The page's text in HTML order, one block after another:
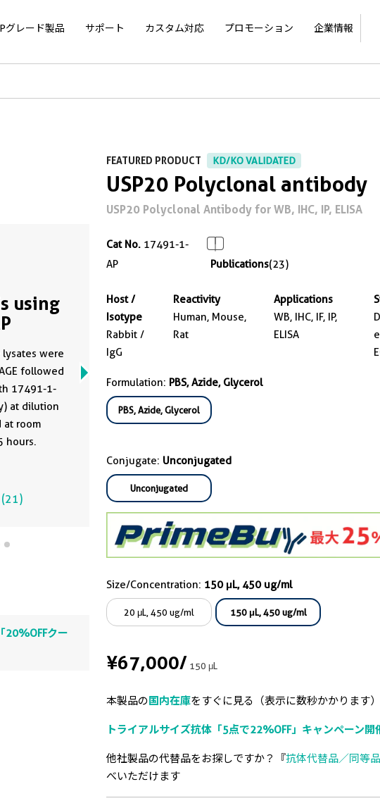
グレード製品 サポート カスタム対応 プロモーション 企業情報
using
were
followed
17491-1-
at dilution
at room
hours.
20%OFFクー
FEATURED PRODUCT KD/KO VALIDATED
USP20 Polyclonal antibody
USP20 Polyclonal Antibody for WB, IHC, IP, ELISA
Cat No. 17491-1-
AP
Publications(23)
Host /
Isotype
Rabbit /
IgG
Reactivity
Human, Mouse,
Rat
Applications
WB, IHC, IF, IP,
ELISA
Formulation: PBS, Azide, Glycerol
PBS, Azide, Glycerol
Conjugate: Unconjugated
Unconjugated
Size/Concentration: 150 μL, 450 ug/ml
20 μL, 450 ug/ml 150 μL, 450 ug/ml
¥67,000/150 μL
本製品の 国内在庫をすぐに見る（表示に数秒かかります）
トライアルサイズ抗体「5点で22%OFF」キャンペーン開
他社製品の代替品をお探しですか？『抗体代替品／同等
べいただけます